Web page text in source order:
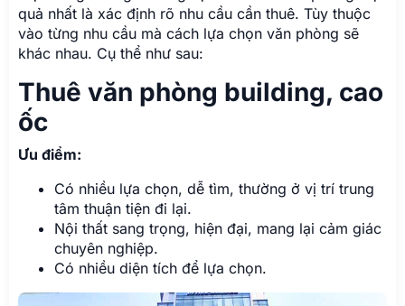
quả nhất là xác định rõ nhu cầu cần thuê. Tùy thuộc
vào từng nhu cầu mà cách lựa chọn văn phòng sẽ
khác nhau. Cụ thể như sau:
Thuê văn phòng building, cao
ốc
Ưu điểm:
Có nhiều lựa chọn, dễ tìm, thường ở vị trí trung
tâm thuận tiện đi lại.
Nội thất sang trọng, hiện đại, mang lại cảm giác
chuyên nghiệp.
Có nhiều diện tích để lựa chọn.